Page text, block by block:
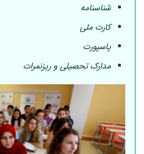
شناسنامه
کارت ملی
پاسپورت
مدارک تحصیلی و ریزنمرات